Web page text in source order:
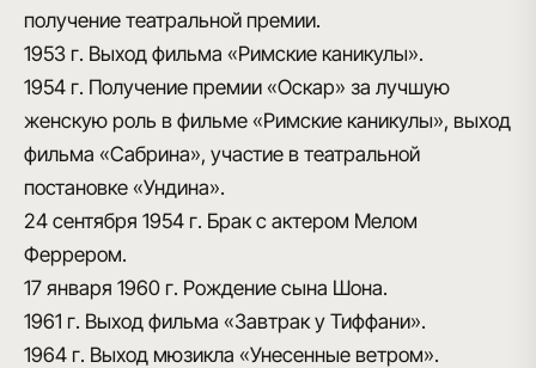
получение театральной премии.
1953 г. Выход фильма «Римские каникулы».
1954 г. Получение премии «Оскар» за лучшую
женскую роль в фильме «Римские каникулы», выход
фильма «Сабрина», участие в театральной
постановке «Ундина».
24 сентября 1954 г. Брак с актером Мелом
Феррером.
17 января 1960 г. Рождение сына Шона.
1961 г. Выход фильма «Завтрак у Тиффани».
1964 г. Выход мюзикла «Унесенные ветром».